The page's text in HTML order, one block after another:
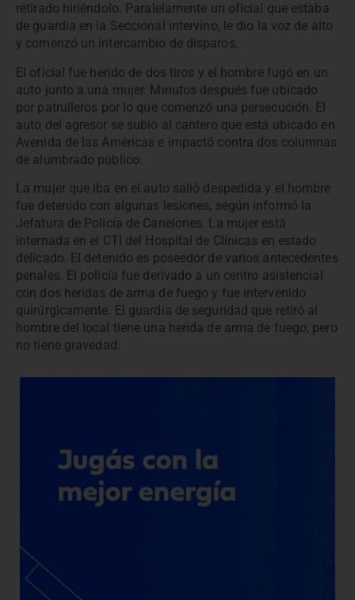
retirado hiriéndolo. Paralelamente un oficial que estaba
de guardia en la Seccional intervino, le dio la voz de alto
y comenzó un intercambio de disparos.
El oficial fue herido de dos tiros y el hombre fugó en un
auto junto a una mujer. Minutos después fue ubicado
por patrulleros por lo que comenzó una persecución. El
auto del agresor se subió al cantero que está ubicado en
Avenida de las Américas e impactó contra dos columnas
de alumbrado público.
La mujer que iba en el auto salió despedida y el hombre
fue detenido con algunas lesiones, según informó la
Jefatura de Policía de Canelones. La mujer está
internada en el CTI del Hospital de Clínicas en estado
delicado. El detenido es poseedor de varios antecedentes
penales. El policía fue derivado a un centro asistencial
con dos heridas de arma de fuego y fue intervenido
quirúrgicamente. El guardia de seguridad que retiró al
hombre del local tiene una herida de arma de fuego, pero
no tiene gravedad.